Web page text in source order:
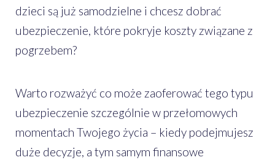
dzieci są już samodzielne i chcesz dobrać
ubezpieczenie, które pokryje koszty związane z
pogrzebem?
Warto rozważyć co może zaoferować tego typu
ubezpieczenie szczególnie w przełomowych
momentach Twojego życia – kiedy podejmujesz
duże decyzje, a tym samym finansowe